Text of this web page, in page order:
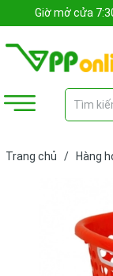
Giờ mở cửa
Trang chủ / Hàng